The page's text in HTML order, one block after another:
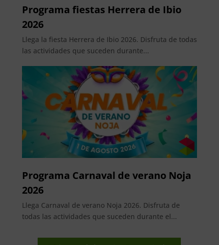
Programa fiestas Herrera de Ibio
2026
Llega la fiesta Herrera de Ibio 2026. Disfruta de todas
las actividades que suceden durante...
Programa Carnaval de verano Noja
2026
Llega Carnaval de verano Noja 2026. Disfruta de
todas las actividades que suceden durante el...